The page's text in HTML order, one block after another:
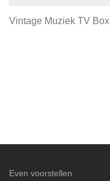
Vintage Muziek TV Box
Even voorstellen